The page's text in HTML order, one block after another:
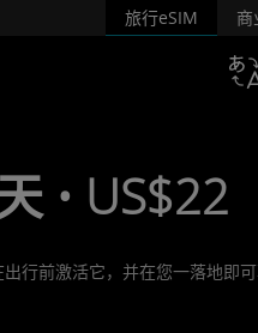
旅行eSIM 商
• US$22
行前激活它，并在您一落地即可